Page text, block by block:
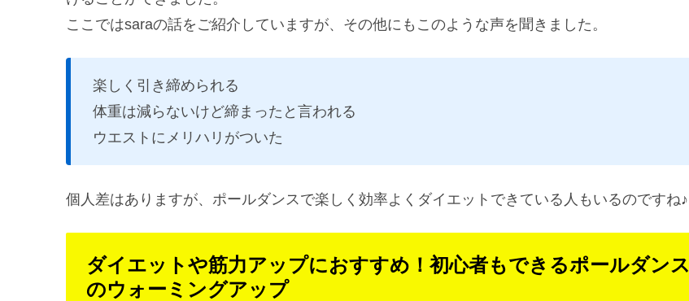
ここではsaraの話をご紹介していますが、その他にもこのような声を聞きました。
楽しく引き締められる
体重は減らないけど締まったと言われる
ウエストにメリハリがついた
個人差はありますが、ポールダンスで楽しく効率よくダイエットできている人もいるのですね♪
ダイエットや筋力アップにおすすめ！初心者もできるポールダンス
のウォーミングアップ